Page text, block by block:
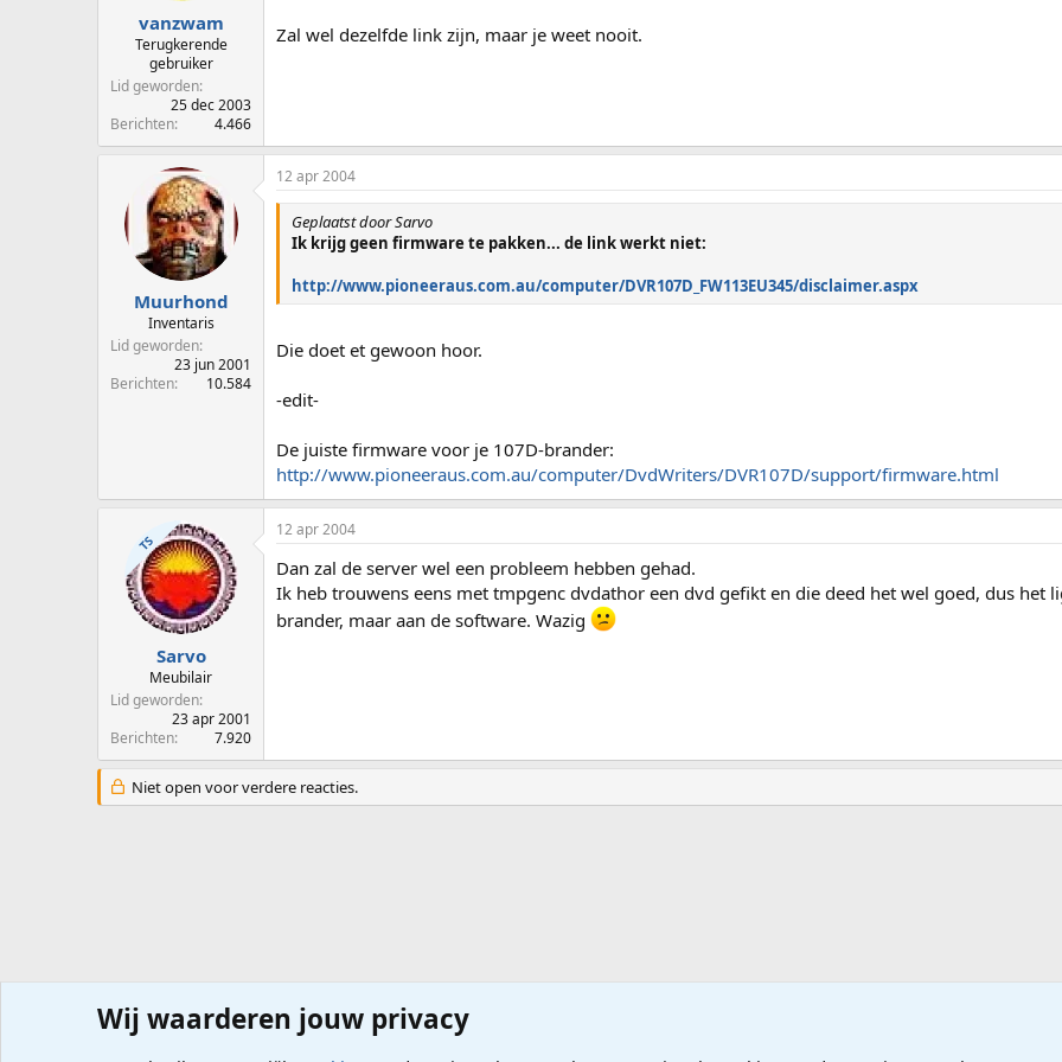
vanzwam
Terugkerende
gebruiker
Lid geworden
25 dec 2003
Berichten
4.466
Zal wel dezelfde link zijn, maar je weet nooit.
Muurhond
Inventaris
Lid geworden
23 jun 2001
Berichten
10.584
12 apr 2004
Geplaatst door Sarvo
Ik krijg geen firmware te pakken... de link werkt niet:
http://www.pioneeraus.com.au/computer/DVR107D_FW113EU345/disclaimer.aspx
Die doet et gewoon hoor.
-edit-
De juiste firmware voor je 107D-brander:
http://www.pioneeraus.com.au/computer/DvdWriters/DVR107D/support/firmware.html
TS
Sarvo
Meubilair
Lid geworden
23 apr 2001
Berichten
7.920
12 apr 2004
Dan zal de server wel een probleem hebben gehad.
Ik heb trouwens eens met tmpgenc dvdathor een dvd gefikt en die deed het wel goed, dus het
brander, maar aan de software. Wazig
Niet open voor verdere reacties.
Forums Computerproblemen Software Andere software
Wij waarderen jouw privacy